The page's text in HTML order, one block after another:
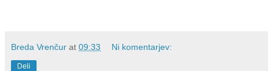
Breda Vrenčur at 09:33 Ni komentarjev:
Deli